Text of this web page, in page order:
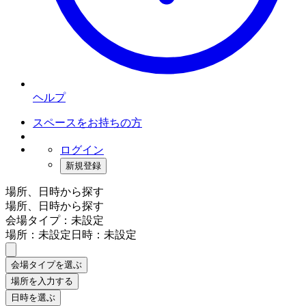
ヘルプ
スペースをお持ちの方
ログイン
新規登録
場所、日時から探す
場所、日時から探す
会場タイプ：未設定
場所：未設定日時：未設定
会場タイプを選ぶ
場所を入力する
日時を選ぶ